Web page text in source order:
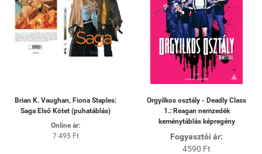
Brian K. Vaughan, Fiona Staples:
Saga Első Kötet (puhatáblás)
Online ár:
7 495 Ft
Orgyilkos osztály - Deadly Class
1.: Reagan nemzedék
keménytáblás képregény
Fogyasztói ár:
4590 Ft